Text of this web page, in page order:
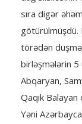
sıra digər
götürülmüşdü.
törədən
birləşmələrin
Abqaryan,
Qaqik Balayan
Yəni